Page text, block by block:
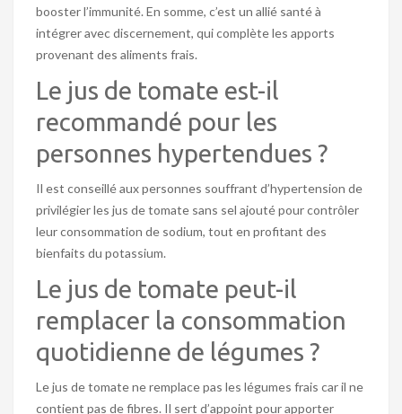
booster l’immunité. En somme, c’est un allié santé à
intégrer avec discernement, qui complète les apports
provenant des aliments frais.
Le jus de tomate est-il
recommandé pour les
personnes hypertendues ?
Il est conseillé aux personnes souffrant d’hypertension de
privilégier les jus de tomate sans sel ajouté pour contrôler
leur consommation de sodium, tout en profitant des
bienfaits du potassium.
Le jus de tomate peut-il
remplacer la consommation
quotidienne de légumes ?
Le jus de tomate ne remplace pas les légumes frais car il ne
contient pas de fibres. Il sert d’appoint pour apporter